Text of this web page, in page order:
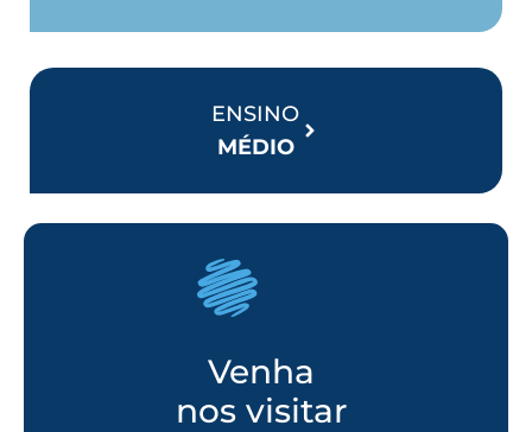
ENSINO
MÉDIO
Venha
nos visitar